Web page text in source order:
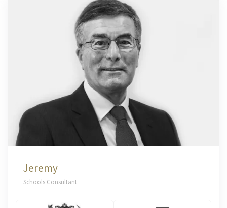
Jeremy
Schools Consultant